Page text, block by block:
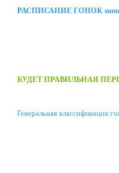
РАСПИСАНИЕ ГОНОК
БУДЕТ ПРАВИЛЬНАЯ
Генеральная классификация